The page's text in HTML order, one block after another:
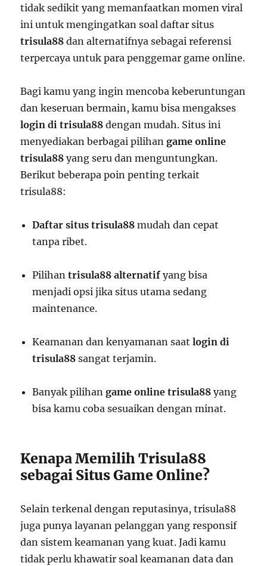
tidak sedikit yang memanfaatkan momen viral
ini untuk mengingatkan soal daftar situs
trisula88 dan alternatifnya sebagai referensi
terpercaya untuk para penggemar game online.
Bagi kamu yang ingin mencoba keberuntungan
dan keseruan bermain, kamu bisa mengakses
login di trisula88 dengan mudah. Situs ini
menyediakan berbagai pilihangame online
trisula88 yang seru dan menguntungkan.
Berikut beberapa poin penting terkait
trisula88:
Daftar situs trisula88 mudah dan cepat
tanpa ribet.
Pilihantrisula88 alternatif yang bisa
menjadi opsi jika situs utama sedang
maintenance.
Keamanan dan kenyamanan saatlogin di
trisula88 sangat terjamin.
Banyak pilihangame online trisula88 yang
bisa kamu coba sesuaikan dengan minat.
Kenapa Memilih Trisula88
sebagai Situs Game Online?
Selain terkenal dengan reputasinya, trisula88
juga punya layanan pelanggan yang responsif
dan sistem keamanan yang kuat. Jadi kamu
tidak perlu khawatir soal keamanan data dan